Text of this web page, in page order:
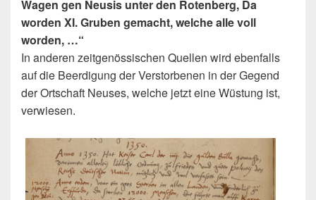
Wagen gen Neusis unter den Rotenberg, Da
worden XI. Gruben gemacht, welche alle voll
worden, …“
In anderen zeitgenössischen Quellen wird ebenfalls
auf die Beerdigung der Verstorbenen in der Gegend
der Ortschaft Neuses, welche jetzt eine Wüstung ist,
verwiesen.